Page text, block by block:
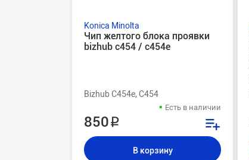
Konica Minolta
Чип желтого блока проявки
bizhub c454 / c454e
Bizhub C454e, C454
Есть в наличии
850 ₽
В корзину